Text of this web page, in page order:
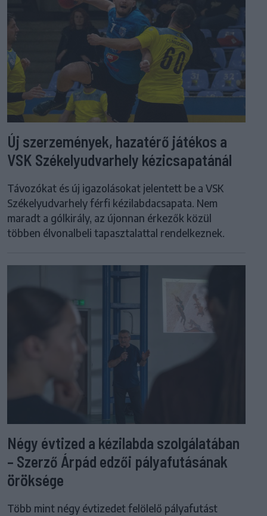
Új szerzemények, hazatérő játékos a
VSK Székelyudvarhely kézicsapatánál
Távozókat és új igazolásokat jelentett be a VSK
Székelyudvarhely férfi kézilabdacsapata. Nem
maradt a gólkirály, az újonnan érkezők közül
többen élvonalbeli tapasztalattal rendelkeznek.
Négy évtized a kézilabda szolgálatában
– Szerző Árpád edzői pályafutásának
öröksége
Több mint négy évtizedet felölelő pályafutást